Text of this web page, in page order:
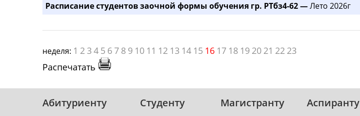
Расписание студентов заочной формы обучения гр. РТбз4-62 —Лето 2026г
неделя: 1 2 3 4 5 6 7 8 9 10 11 12 13 14 15 16 17 18 19 20 21 22 23
Распечатать
Абитуриенту Студенту Магистранту Аспиранту